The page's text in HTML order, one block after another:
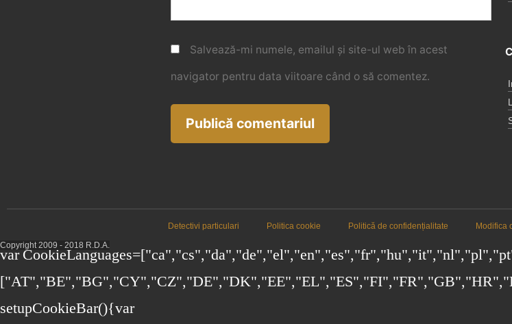
Salvează-mi numele, emailul și site-ul web în acest
navigator pentru data viitoare când o să comentez.
Copyright 2009 - 2018 R.D.A.
Detectivi particulari Politica cookie Politică de confidențialitate Modifica
var
setupCookieBar(){var